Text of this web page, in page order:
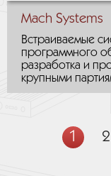
Mach Systems
Встраиваемые
программного
разработка и
крупными
1 2